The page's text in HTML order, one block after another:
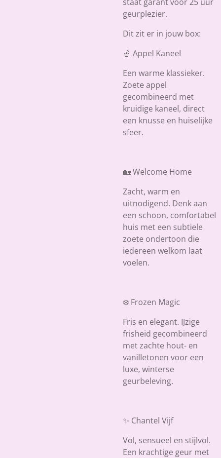
geurplezier.
Dit zit er in jouw box:
🍎 Appel Kaneel
Een warme klassieker.
Zoete appel
gecombineerd met
kruidige kaneel, direct
een knusse en huiselijke
sfeer.
🏡 Welcome Home
Zacht, warm en
uitnodigend. Denk aan
een schoon, comfortabel
huis met een subtiele
zoete ondertoon die
iedereen welkom laat
voelen.
❄️ Frozen Magic
Fris en elegant. IJzige
frisheid gecombineerd
met zachte hout- en
vanilletonen voor een
luxe, winterse
geurbeleving.
✨ Chantel Vijf
Vol, sensueel en stijlvol.
Een krachtige geur met